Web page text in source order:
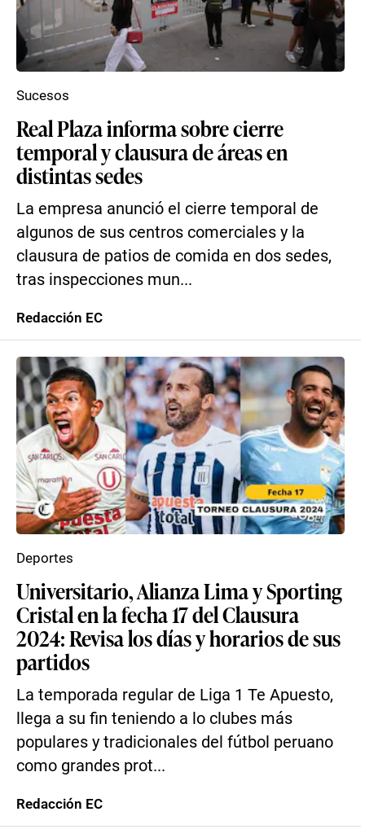
Real Plaza informa sobre cierre
temporal y clausura de áreas en
distintas sedes
La empresa anunció el cierre temporal de
algunos de sus centros comerciales y la
clausura de patios de comida en dos sedes,
tras inspecciones mun...
Sucesos
Redacción EC
Universitario, Alianza Lima y Sporting
Cristal en la fecha 17 del Clausura
2024: Revisa los días y horarios de sus
partidos
La temporada regular de Liga 1 Te Apuesto,
llega a su fin teniendo a lo clubes más
populares y tradicionales del fútbol peruano
como grandes prot...
Deportes
Redacción EC